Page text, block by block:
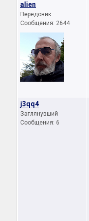
аliеn
Передовик
Сообщения: 2644
j3qq4
Заглянувший
Сообщения: 6